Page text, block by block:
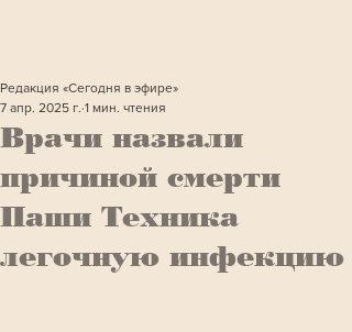
Врачи назвали
причиной смерти
Паши Техника
легочную инфекцию
Редакция «Сегодня в эфире»
7 апр. 2025 г. 1 мин. чтения